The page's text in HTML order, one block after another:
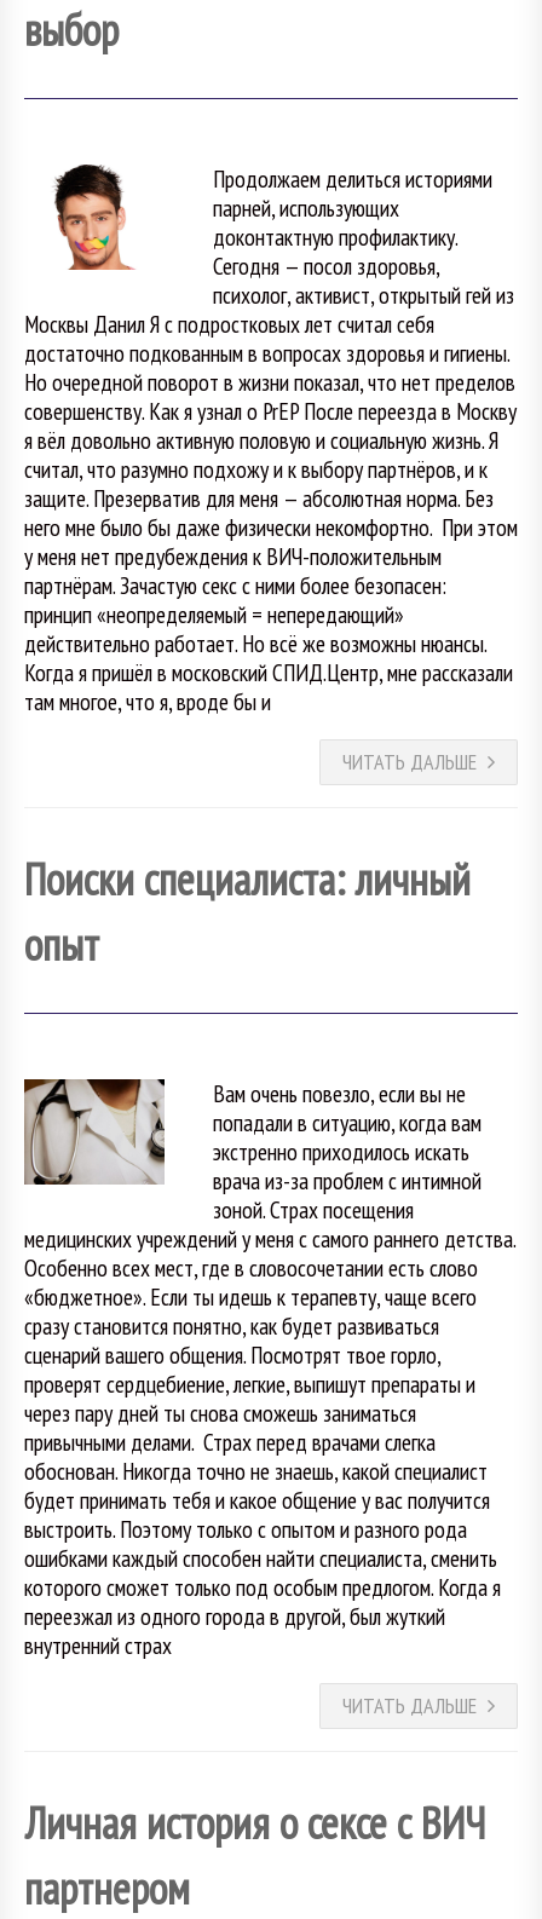
выбор
Продолжаем делиться историями
парней, использующих
доконтактную профилактику.
Сегодня — посол здоровья,
психолог, активист, открытый гей из
Москвы Данил Я с подростковых лет считал себя
достаточно подкованным в вопросах здоровья и гигиены.
Но очередной поворот в жизни показал, что нет пределов
совершенству. Как я узнал о PrEP После переезда в Москву
я вёл довольно активную половую и социальную жизнь. Я
считал, что разумно подхожу и к выбору партнёров, и к
защите. Презерватив для меня — абсолютная норма. Без
него мне было бы даже физически некомфортно. При этом
у меня нет предубеждения к ВИЧ-положительным
партнёрам. Зачастую секс с ними более безопасен:
принцип «неопределяемый = непередающий»
действительно работает. Но всё же возможны нюансы.
Когда я пришёл в московский СПИД.Центр, мне рассказали
там многое, что я, вроде бы и
ЧИТАТЬ ДАЛЬШЕ
Поиски специалиста: личный
опыт
Вам очень повезло, если вы не
попадали в ситуацию, когда вам
экстренно приходилось искать
врача из-за проблем с интимной
зоной. Страх посещения
медицинских учреждений у меня с самого раннего детства.
Особенно всех мест, где в словосочетании есть слово
«бюджетное». Если ты идешь к терапевту, чаще всего
сразу становится понятно, как будет развиваться
сценарий вашего общения. Посмотрят твое горло,
проверят сердцебиение, легкие, выпишут препараты и
через пару дней ты снова сможешь заниматься
привычными делами. Страх перед врачами слегка
обоснован. Никогда точно не знаешь, какой специалист
будет принимать тебя и какое общение у вас получится
выстроить. Поэтому только с опытом и разного рода
ошибками каждый способен найти специалиста, сменить
которого сможет только под особым предлогом. Когда я
переезжал из одного города в другой, был жуткий
внутренний страх
ЧИТАТЬ ДАЛЬШЕ
Личная история о сексе с ВИЧ
партнером